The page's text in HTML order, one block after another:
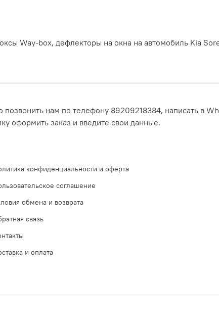
Way-box, дефлекторы на окна на автомобиль Kia
нам по телефону 89209218384, написать в
оформить заказ и введите свои данные.
конфиденциальности и оферта
соглашение
обмена и возврата
связь
и оплата